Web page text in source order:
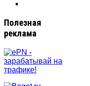
Полезная
реклама